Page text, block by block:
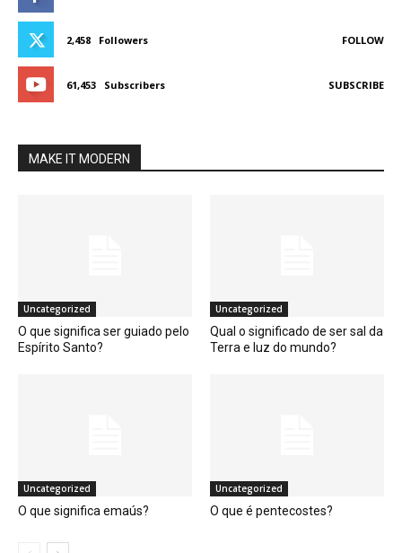
2,458 Followers FOLLOW
61,453 Subscribers SUBSCRIBE
MAKE IT MODERN
Uncategorized
O que significa ser guiado pelo
Espírito Santo?
Uncategorized
Qual o significado de ser sal da
Terra e luz do mundo?
Uncategorized
O que significa emaús?
Uncategorized
O que é pentecostes?